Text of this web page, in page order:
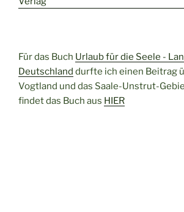
Für das Buch Urlaub für die Seele -
Deutschland durfte ich einen Beitrag
Vogtland und das Saale-Unstrut-
findet das Buch aus HIER